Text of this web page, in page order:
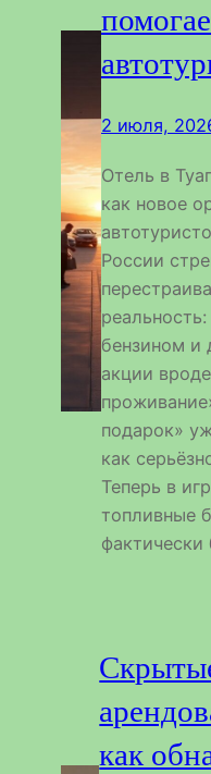
2 июля,
Отель в
как новое
России
бензином и
акции
подарок»
как
Теперь в
топливные
фактически
как